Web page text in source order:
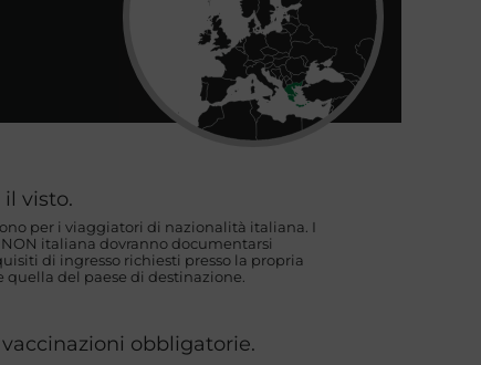
visto.
per i viaggiatori di nazionalità italiana. I
italiana dovranno documentarsi
di ingresso richiesti presso la propria
quella del paese di destinazione.
obbligatorie.